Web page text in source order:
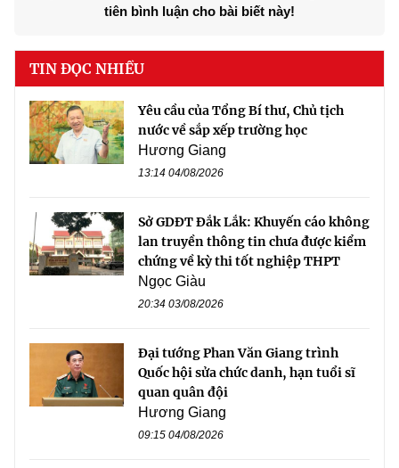
tiên bình luận cho bài biết này!
TIN ĐỌC NHIỀU
Yêu cầu của Tổng Bí thư, Chủ tịch
nước về sắp xếp trường học
Hương Giang
13:14 04/08/2026
Sở GDĐT Đắk Lắk: Khuyến cáo không
lan truyền thông tin chưa được kiểm
chứng về kỳ thi tốt nghiệp THPT
Ngọc Giàu
20:34 03/08/2026
Đại tướng Phan Văn Giang trình
Quốc hội sửa chức danh, hạn tuổi sĩ
quan quân đội
Hương Giang
09:15 04/08/2026